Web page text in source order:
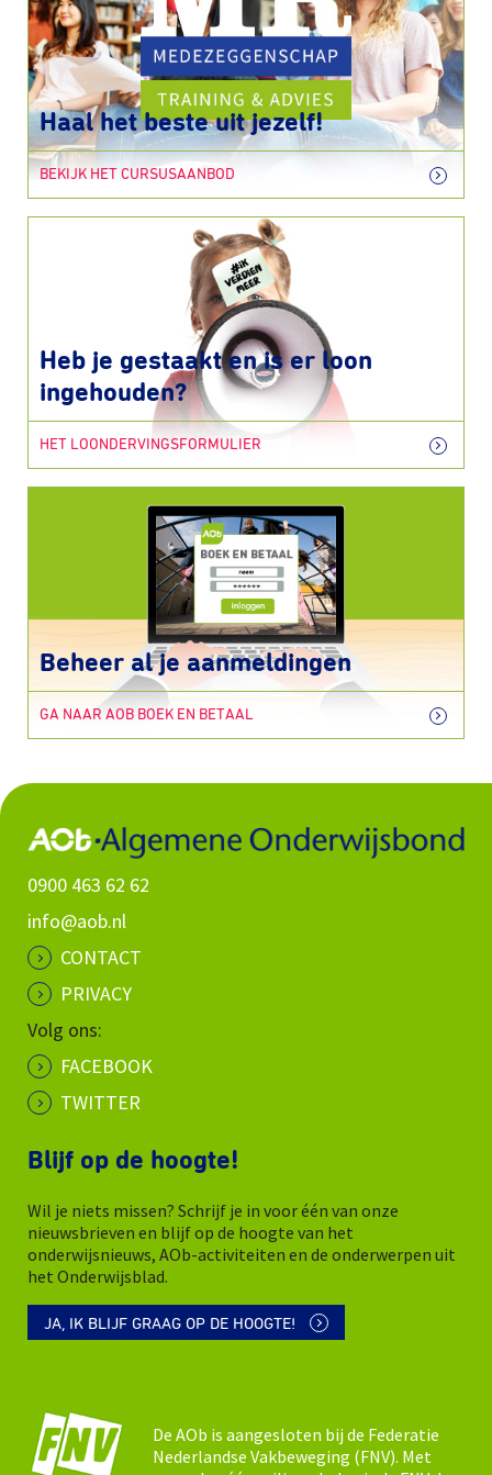
Haal het beste uit jezelf!
BEKIJK HET CURSUSAANBOD
Heb je gestaakt en is er loon
ingehouden?
HET LOONDERVINGSFORMULIER
Beheer al je aanmeldingen
GA NAAR AOB BOEK EN BETAAL
0900 463 62 62
info@aob.nl
CONTACT
PRIVACY
Volg ons:
FACEBOOK
TWITTER
Blijf op de hoogte!
Wil je niets missen? Schrijf je in voor één van onze
nieuwsbrieven en blijf op de hoogte van het
onderwijsnieuws, AOb-activiteiten en de onderwerpen uit
het Onderwijsblad.
JA, IK BLIJF GRAAG OP DE HOOGTE!
De AOb is aangesloten bij de Federatie
Nederlandse Vakbeweging (FNV). Met